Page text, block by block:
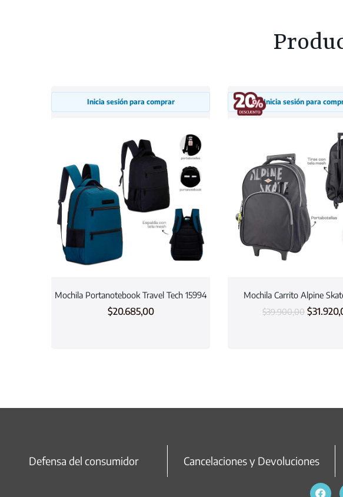
Inicia sesión para comprar
Mochila Portanotebook Travel Tech 15994
$20.685,00
Inicia sesión para
Mochila Carrito Alpine
$39.900,00 $
Defensa del consumidor Cancelaciones y Devoluciones